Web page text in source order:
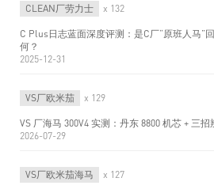
CLEAN厂劳力士 x 132
C Plus日志蓝面深度评测：是C厂“原班人马”
何？
2025-12-31
VS厂欧米茄 x 129
VS 厂海马 300V4 实测：丹东 8800 机芯 + 三
2026-07-29
VS厂欧米茄海马 x 127